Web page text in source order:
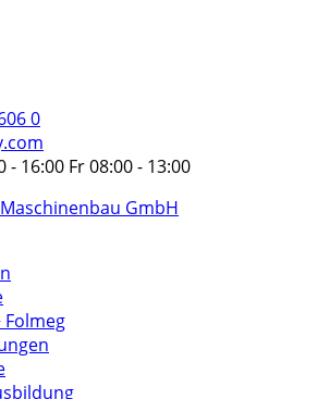
0
- 16:00 Fr 08:00 - 13:00
Folmeg